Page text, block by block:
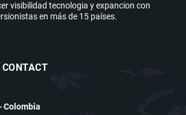
visibilidad tecnologia y expancion con
en más de 15 países.
Colombia